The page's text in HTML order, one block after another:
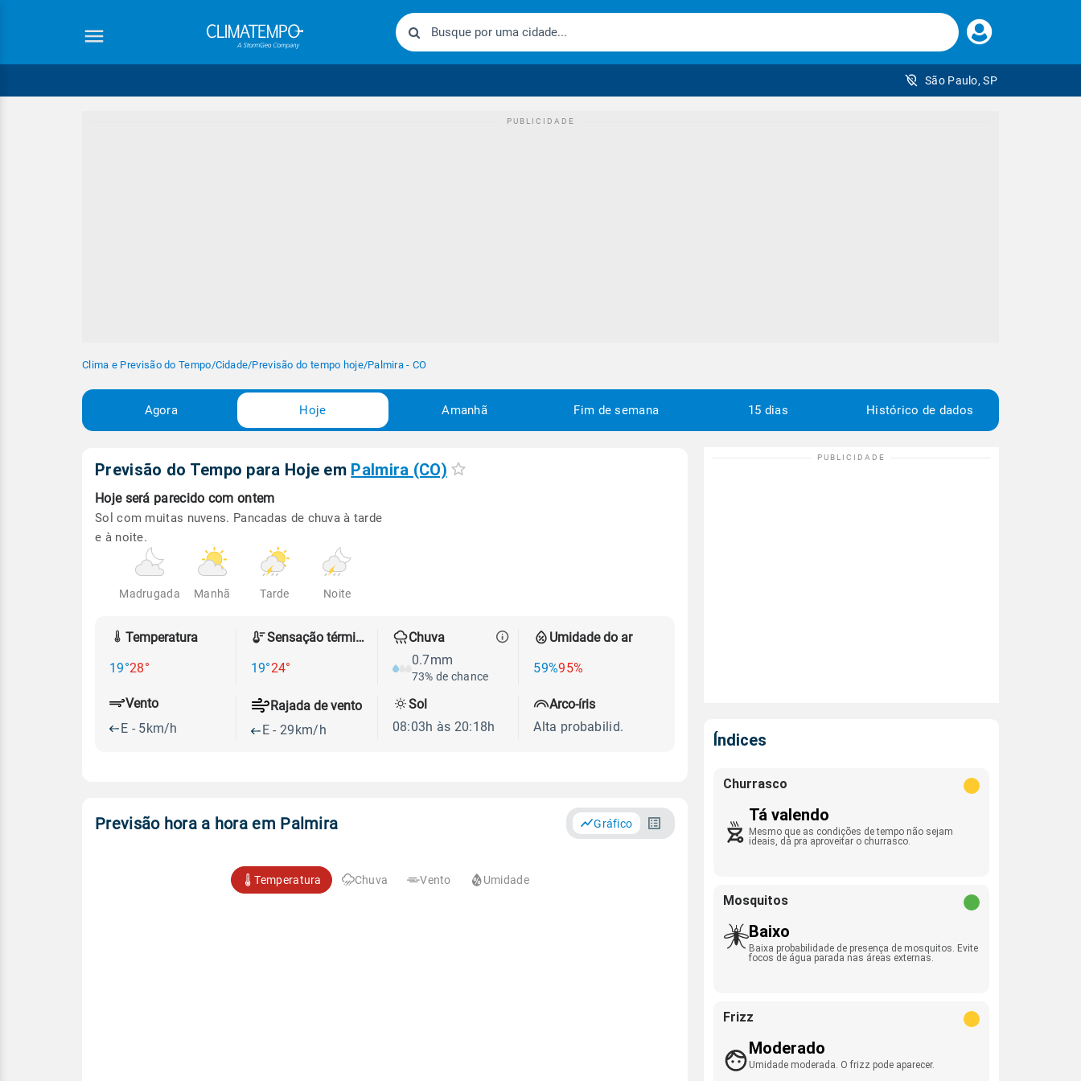
Faça
seu
São Paulo, SP
Clima e Previsão do Tempo/Cidade/Previsão do tempo hoje/Palmira - CO
Agora Hoje Amanhã Fim de semana 15 dias Histórico de dados
Previsão do Tempo para Hoje em Palmira (CO)
Hoje será parecido com ontem
Sol com muitas nuvens. Pancadas de chuva à tarde
e à noite.
Madrugada Manhã Tarde Noite
Temperatura
19°28°
Sensação térmica
19°24°
Chuva
0.7mm
73% de chance
Umidade do ar
59%95%
Vento
E - 5km/h
Rajada de vento
E - 29km/h
Sol
08:03h às 20:18h
Arco-íris
Alta probabilid.
Previsão hora a hora em Palmira Gráfico
Temperatura Chuva Vento Umidade
Índices
Churrasco
Tá valendo
Mesmo que as condições de tempo não sejam
ideais, dá pra aproveitar o churrasco.
Mosquitos
Baixo
Baixa probabilidade de presença de mosquitos. Evite
focos de água parada nas áreas externas.
Frizz
Moderado
Umidade moderada. O frizz pode aparecer.